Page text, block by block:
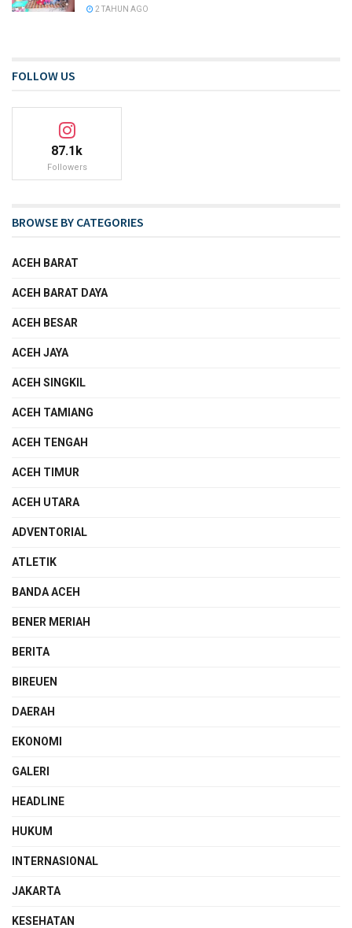
2 TAHUN AGO
FOLLOW US
87.1k
Followers
BROWSE BY CATEGORIES
ACEH BARAT
ACEH BARAT DAYA
ACEH BESAR
ACEH JAYA
ACEH SINGKIL
ACEH TAMIANG
ACEH TENGAH
ACEH TIMUR
ACEH UTARA
ADVENTORIAL
ATLETIK
BANDA ACEH
BENER MERIAH
BERITA
BIREUEN
DAERAH
EKONOMI
GALERI
HEADLINE
HUKUM
INTERNASIONAL
JAKARTA
KESEHATAN